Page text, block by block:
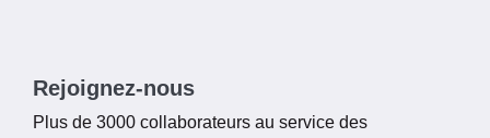
Rejoignez-nous
Plus de 3000 collaborateurs au service des